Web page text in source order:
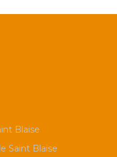
Blaise
Saint Blaise